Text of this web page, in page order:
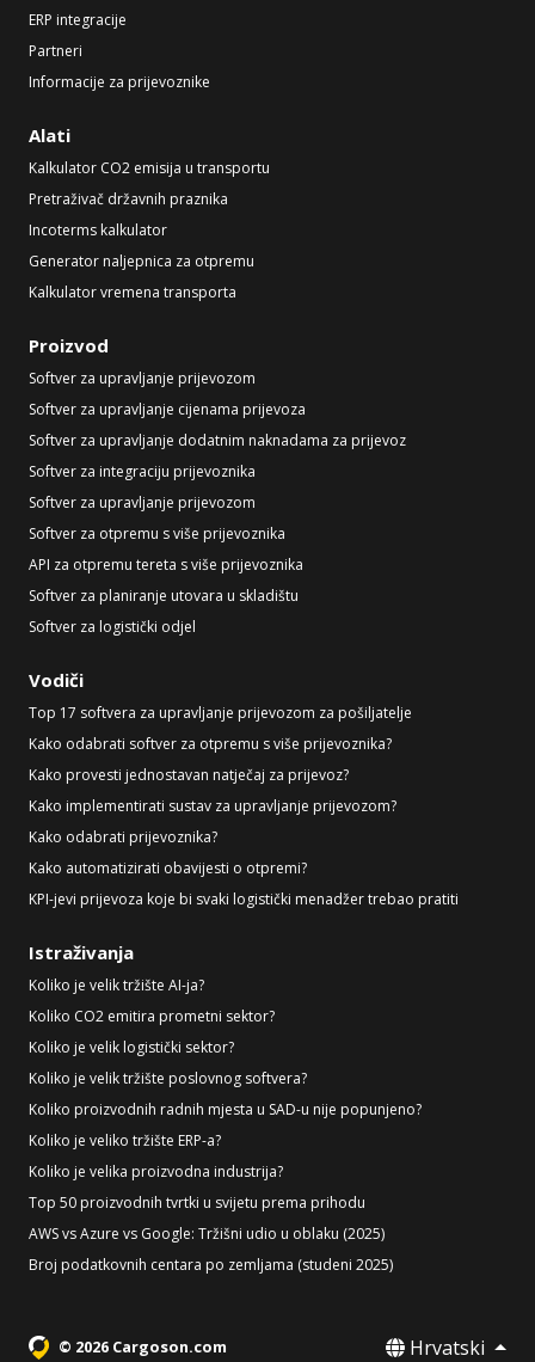
ERP integracije
Partneri
Informacije za prijevoznike
Alati
Kalkulator CO2 emisija u transportu
Pretraživač državnih praznika
Incoterms kalkulator
Generator naljepnica za otpremu
Kalkulator vremena transporta
Proizvod
Softver za upravljanje prijevozom
Softver za upravljanje cijenama prijevoza
Softver za upravljanje dodatnim naknadama za prijevoz
Softver za integraciju prijevoznika
Softver za upravljanje prijevozom
Softver za otpremu s više prijevoznika
API za otpremu tereta s više prijevoznika
Softver za planiranje utovara u skladištu
Softver za logistički odjel
Vodiči
Top 17 softvera za upravljanje prijevozom za pošiljatelje
Kako odabrati softver za otpremu s više prijevoznika?
Kako provesti jednostavan natječaj za prijevoz?
Kako implementirati sustav za upravljanje prijevozom?
Kako odabrati prijevoznika?
Kako automatizirati obavijesti o otpremi?
KPI-jevi prijevoza koje bi svaki logistički menadžer trebao pratiti
Istraživanja
Koliko je velik tržište AI-ja?
Koliko CO2 emitira prometni sektor?
Koliko je velik logistički sektor?
Koliko je velik tržište poslovnog softvera?
Koliko proizvodnih radnih mjesta u SAD-u nije popunjeno?
Koliko je veliko tržište ERP-a?
Koliko je velika proizvodna industrija?
Top 50 proizvodnih tvrtki u svijetu prema prihodu
AWS vs Azure vs Google: Tržišni udio u oblaku (2025)
Broj podatkovnih centara po zemljama (studeni 2025)
© 2026 Cargoson.com Hrvatski